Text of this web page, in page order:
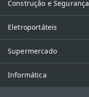
Construção e Segurança
Eletroportáteis
Supermercado
Informática